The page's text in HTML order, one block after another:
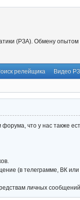
(РЗА). Обмену
релейщика Видео
что у нас также
(в телеграмме, ВК
личных